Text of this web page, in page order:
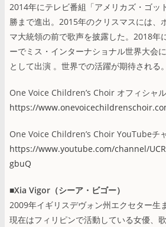
2014年にテレビ番組「アメリカズ・ゴッ
勝まで進出。2015年のクリスマスには、
マ大統領の前で歌声を披露した。2018年
ーでミス・インターナショナル世界大会
として出演 。世界での活躍が期待される。
One Voice Childrenʼs Choir オフィシャ
https://
One Voice Childrenʼs Choir YouTubeチ
https://www.youtube.com/channel/
gbuQ
■Xia Vigor（シーア・ビゴー）
2009年イギリスデヴォン州エクセター生
現在はフィリピンで活動している女優、